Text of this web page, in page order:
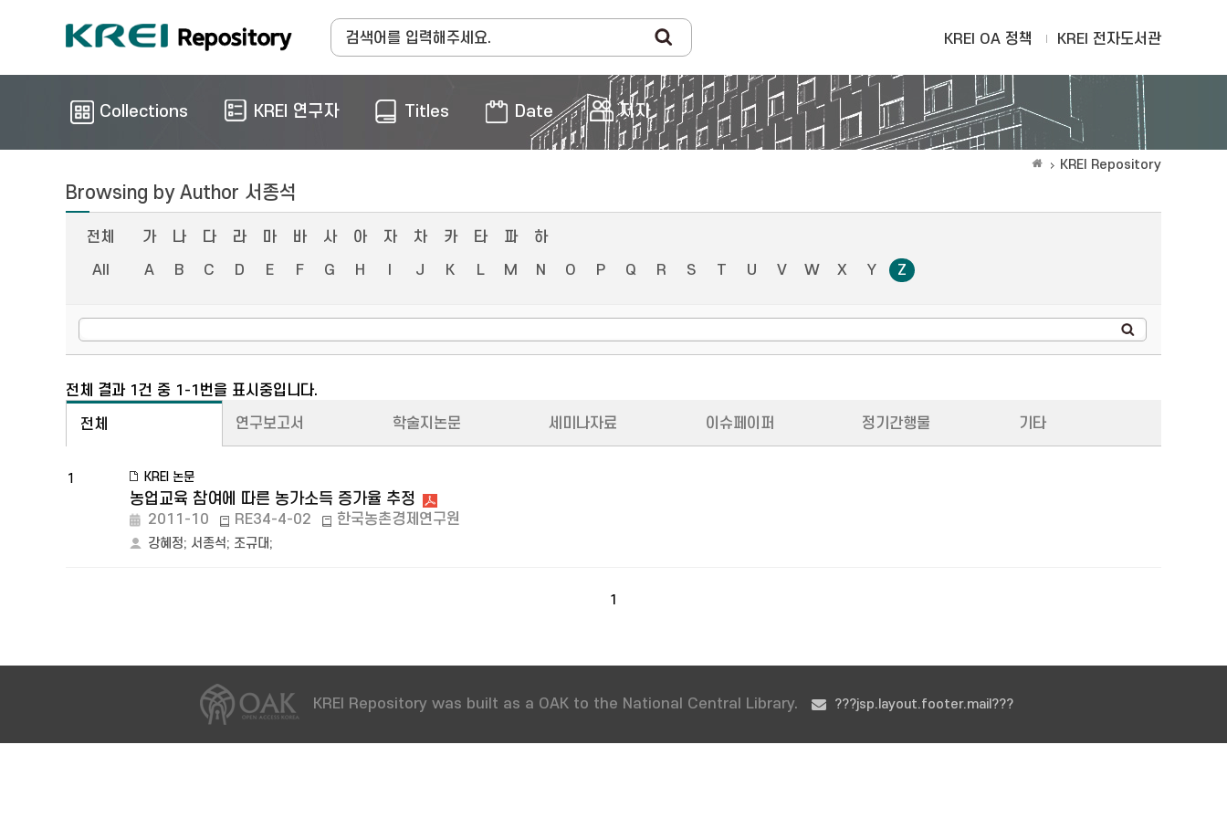
KREI OA 정책 KREI 전자도서관
Collections KREI 연구자 Titles Date 저자
KREI Repository
Browsing by Author 서종석
전체 가 나 다 라 마 바 사 아 자 차 카 타 파
하
All
A B C D E F G H J K L M N O P Q R S T U V W X Y Z
전체 결과 1건 중 1-1번을 표시중입니다.
전체 연구보고서 학술지논문 세미나자료 이슈페이퍼 정기간행물 기타
1 KREI 논문
농업교육 참여에 따른 농가소득 증가율 추정
2011-10 RE34-4-02 한국농촌경제연구원
강혜정; 서종석; 조규대;
1
KREI Repository was built as a OAK to the National Central Library. ???jsp.layout.footer.mail???